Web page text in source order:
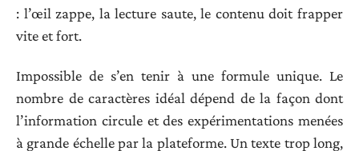
: l’œil zappe, la lecture saute, le contenu doit frapper
vite et fort.
Impossible de s’en tenir à une formule unique. Le
nombre de caractères idéal dépend de la façon dont
l’information circule et des expérimentations menées
à grande échelle par la plateforme. Un texte trop long,